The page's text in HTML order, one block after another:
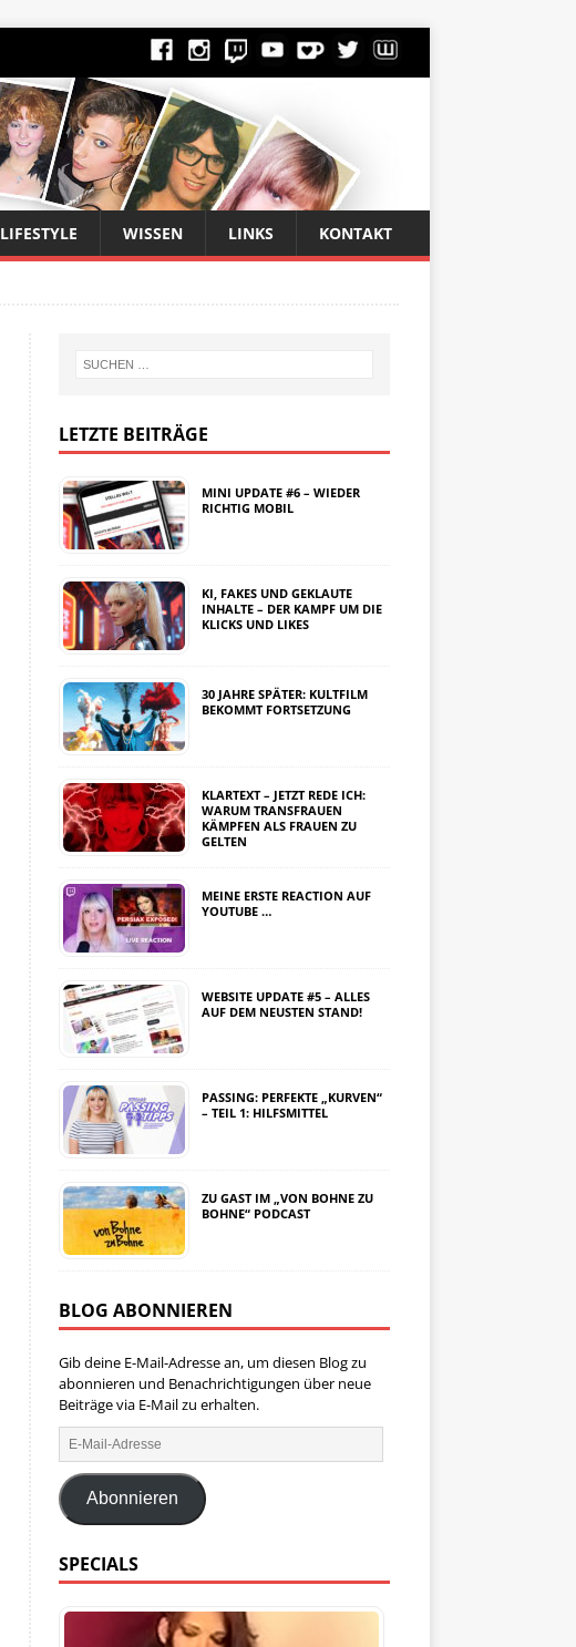
LIFESTYLE WISSEN LINKS KONTAKT
LETZTE BEITRÄGE
MINI UPDATE #6 – WIEDER
RICHTIG MOBIL
KI, FAKES UND GEKLAUTE
INHALTE – DER KAMPF UM DIE
KLICKS UND LIKES
30 JAHRE SPÄTER: KULTFILM
BEKOMMT FORTSETZUNG
KLARTEXT – JETZT REDE ICH:
WARUM TRANSFRAUEN
KÄMPFEN ALS FRAUEN ZU
GELTEN
MEINE ERSTE REACTION AUF
YOUTUBE …
WEBSITE UPDATE #5 – ALLES
AUF DEM NEUSTEN STAND!
PASSING: PERFEKTE „KURVEN“
– TEIL 1: HILFSMITTEL
ZU GAST IM „VON BOHNE ZU
BOHNE“ PODCAST
BLOG ABONNIEREN
Gib deine E-Mail-Adresse an, um diesen Blog zu
abonnieren und Benachrichtigungen über neue
Beiträge via E-Mail zu erhalten.
Abonnieren
SPECIALS